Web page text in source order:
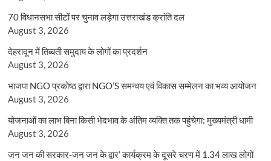
70 विधानसभा सीटों पर चुनाव लड़ेगा उत्तराखंड क्रांति दल
August 3, 2026
देहरादून में तिब्बती समुदाय के लोगों का प्रदर्शन
August 3, 2026
भाजपा NGO प्रकोष्ठ द्वारा NGO’S समन्वय एवं विकास सम्मेलन का भव्य आयोजन
August 3, 2026
योजनाओं का लाभ बिना किसी भेदभाव के अंतिम व्यक्ति तक पहुंचेगा: मुख्यमंत्री धामी
August 3, 2026
जन जन की सरकार-जन जन के द्वार’ कार्यक्रम के दूसरे चरण में 1.34 लाख लोगों